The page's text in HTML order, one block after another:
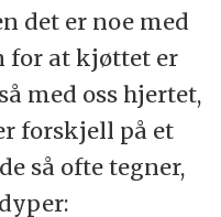
det er noe med
for at kjøttet er
med oss hjertet,
forskjell på et
så ofte tegner,